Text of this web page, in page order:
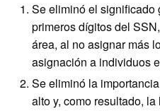
Se eliminó el significado
primeros dígitos del
área, al no asignar más
asignación a individuos
Se eliminó la
alto y, como resultado,